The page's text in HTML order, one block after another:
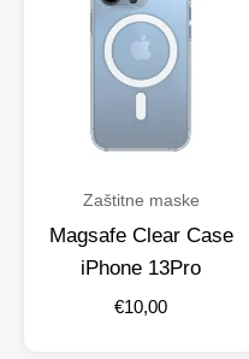
Zaštitne maske
Magsafe Clear Case
iPhone 13Pro
€10,00